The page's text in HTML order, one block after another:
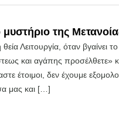
μυστήριο της
θεία Λειτουργία, όταν βγαίνει
και αγάπης προσέλθετε»
έτοιμοι, δεν έχουμε
μας και […]